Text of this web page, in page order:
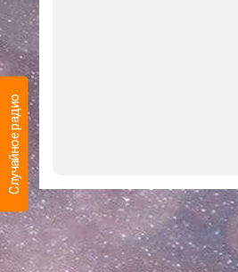
Случайное радио